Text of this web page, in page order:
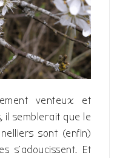
venteux et
il semblerait que le
sont (enfin)
s’adoucissent. Et